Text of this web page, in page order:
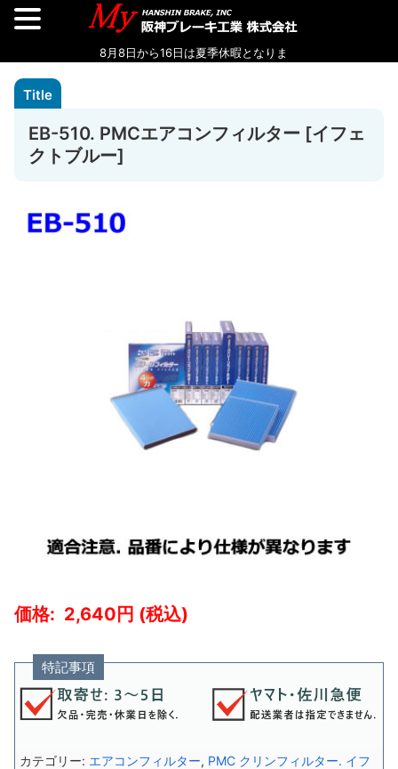
EB-510. PMCエアコンフィルター [イフェ
クトブルー]
2,640
特記事項
カテゴリー: エアコンフィルター, PMC クリンフィルター. イフ